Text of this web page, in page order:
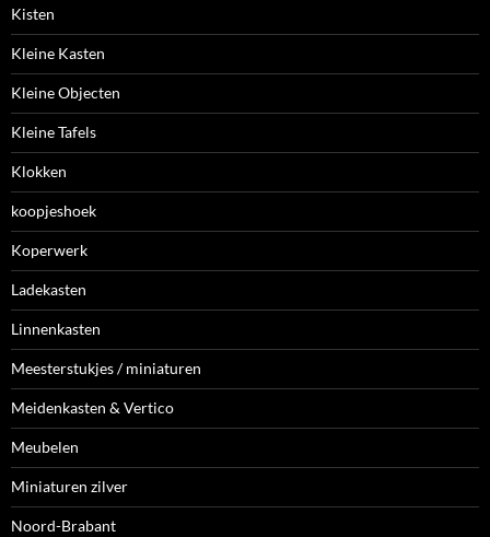
Kisten
Kleine Kasten
Kleine Objecten
Kleine Tafels
Klokken
koopjeshoek
Koperwerk
Ladekasten
Linnenkasten
Meesterstukjes / miniaturen
Meidenkasten & Vertico
Meubelen
Miniaturen zilver
Noord-Brabant